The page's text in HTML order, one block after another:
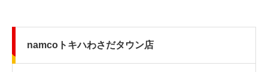
namcoトキハわさだタウン店